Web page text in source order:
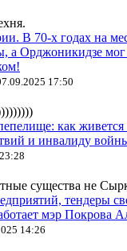
В 70-х годах на
а Орджоникидзе мог
17:50
как
и инвалиду
существа не
тендеры
мэр Покрова
14:26